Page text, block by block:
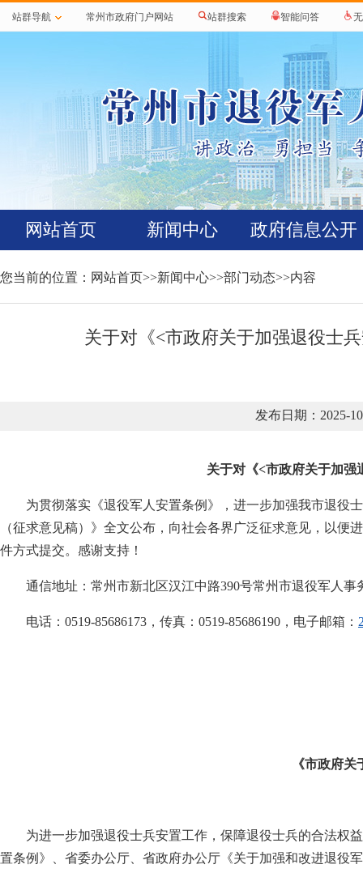
站群导航 常州市政府门户网站 站群搜索 智能问答
网站首页 新闻中心 政府信息公开
您当前的位置： 网站首页>>新闻中心>>部门动态>>内容
关于对《<市政府关于加强退役士
发布日期：2025-
关于对《<市政府关于加强
为贯彻落实《退役军人安置条例》，进一步加强我市退役
（征求意见稿）》全文公布，向社会各界广泛征求意见，以便
件方式提交。感谢支持！
通信地址：常州市新北区汉江中路390号常州市退役军人事
电话：0519-85686173，传真：0519-85686190，电子邮箱：
《市政府
为进一步加强退役士兵安置工作，保障退役士兵的合法权
置条例》、省委办公厅、省政府办公厅《关于加强和改进退役